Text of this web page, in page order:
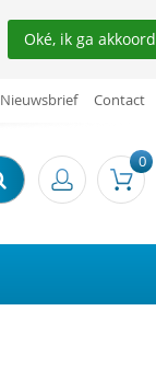
Nieuwsbrief Contact
0
Oké, ik ga akkoord